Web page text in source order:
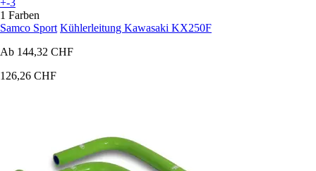
1 Farben
Samco Sport Kühlerleitung Kawasaki KX250F
Ab 144,32 CHF
126,26 CHF